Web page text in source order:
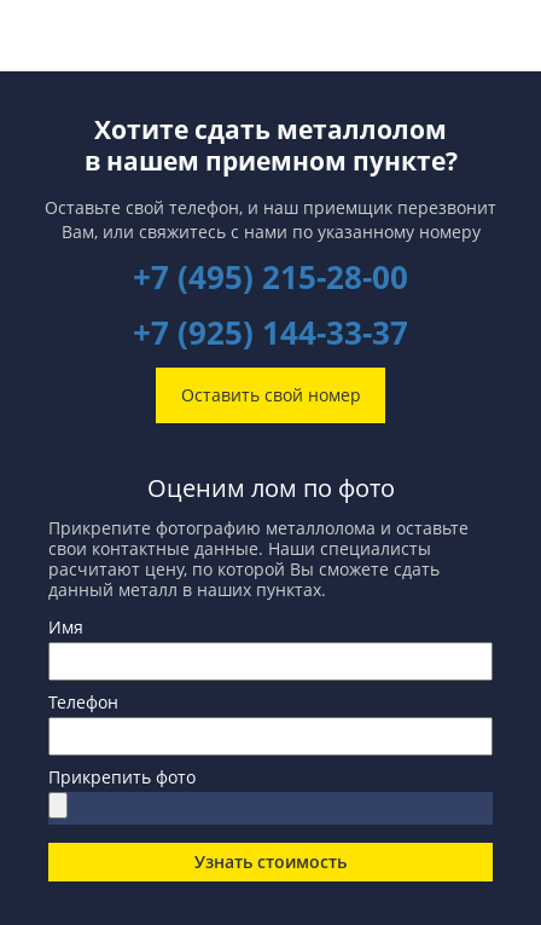
Хотите сдать металлолом
в нашем приемном пункте?
Оставьте свой телефон, и наш приемщик перезвонит
Вам, или свяжитесь с нами по указанному номеру
+7 (495) 215-28-00
+7 (925) 144-33-37
Оставить свой номер
Оценим лом по фото
Прикрепите фотографию металлолома и оставьте
свои контактные данные. Наши специалисты
расчитают цену, по которой Вы сможете сдать
данный металл в наших пунктах.
Имя
Телефон
Прикрепить фото
Узнать стоимость